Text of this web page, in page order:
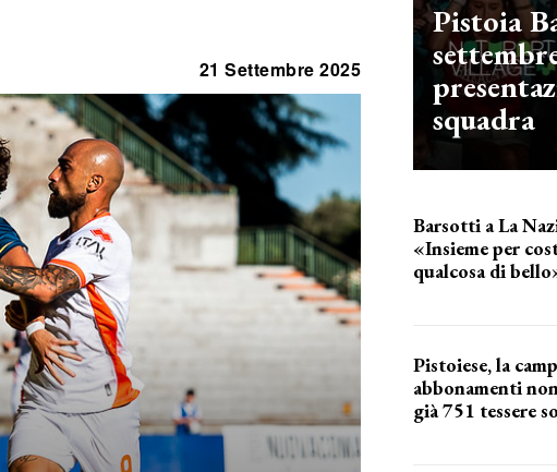
21 Settembre 2025
Pistoia
squadra
Barsotti a La
«Insieme per
qualcosa di
Pistoiese, la
abbonamenti
già 751 tessere